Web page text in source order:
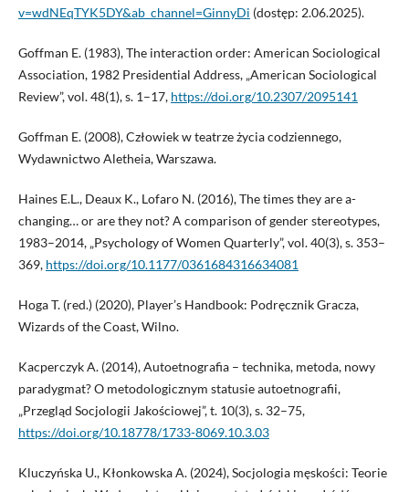
v=wdNEqTYK5DY&ab_channel=GinnyDi (dostęp: 2.06.2025).
Goffman E. (1983), The interaction order: American Sociological
Association, 1982 Presidential Address, „American Sociological
Review”, vol. 48(1), s. 1–17, https://doi.org/10.2307/2095141
Goffman E. (2008), Człowiek w teatrze życia codziennego,
Wydawnictwo Aletheia, Warszawa.
Haines E.L., Deaux K., Lofaro N. (2016), The times they are a-
changing… or are they not? A comparison of gender stereotypes,
1983–2014, „Psychology of Women Quarterly”, vol. 40(3), s. 353–
369, https://doi.org/10.1177/0361684316634081
Hoga T. (red.) (2020), Player’s Handbook: Podręcznik Gracza,
Wizards of the Coast, Wilno.
Kacperczyk A. (2014), Autoetnografia – technika, metoda, nowy
paradygmat? O metodologicznym statusie autoetnografii,
„Przegląd Socjologii Jakościowej”, t. 10(3), s. 32–75,
https://doi.org/10.18778/1733-8069.10.3.03
Kluczyńska U., Kłonkowska A. (2024), Socjologia męskości: Teorie